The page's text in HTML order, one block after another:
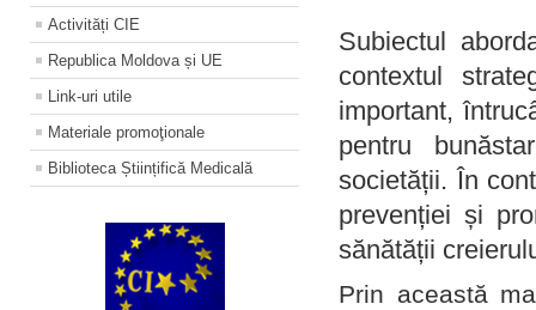
Activități CIE
Republica Moldova și UE
Link-uri utile
Materiale promoţionale
Biblioteca Științifică Medicală
Subiectul
contextul
important,
pentru
societății. În
prevenției și
sănătății
Prin această